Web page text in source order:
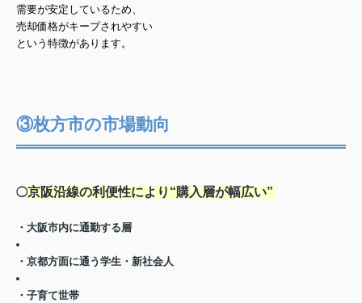
需要が安定しているため、
売却価格がキープされやすい
という特徴があります。
③枚方市の市場動向
◯京阪沿線の利便性により“購入層が幅広い”
・大阪市内に通勤する層
・京都方面に通う学生・新社会人
・子育て世帯